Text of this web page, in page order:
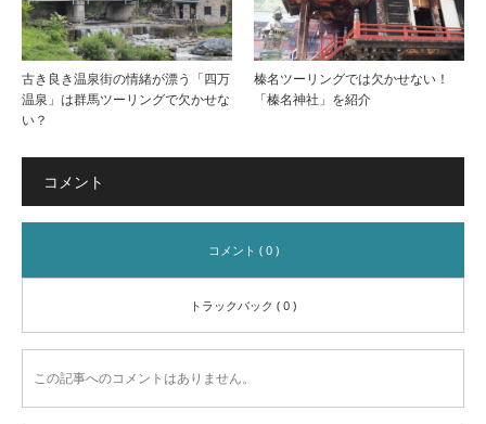
古き良き温泉街の情緒が漂う「四万
温泉」は群馬ツーリングで欠かせな
い？
榛名ツーリングでは欠かせない！
「榛名神社」を紹介
コメント
コメント ( 0 )
トラックバック ( 0 )
この記事へのコメントはありません。